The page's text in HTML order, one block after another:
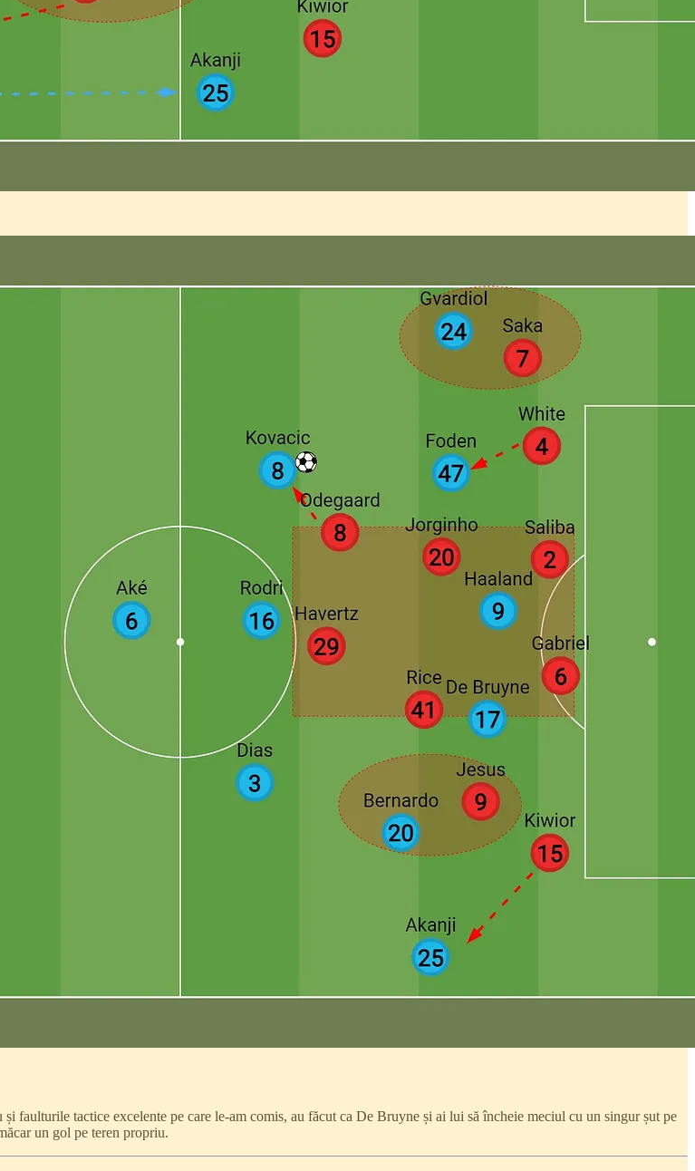
faulturile tactice excelente pe care le-am comis, au făcut ca De Bruyne și ai lui să încheie meciul cu un singur șut pe
un gol pe teren propriu.